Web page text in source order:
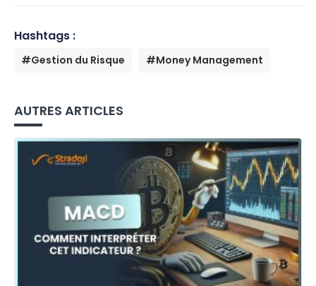
Hashtags :
#Gestion du Risque #Money Management
AUTRES ARTICLES